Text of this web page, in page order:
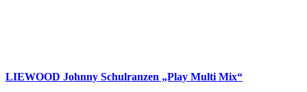
LIEWOOD Johnny Schulranzen „Play Multi Mix“